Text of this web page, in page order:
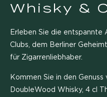
Whisky &
Erleben Sie die entspannte
Clubs, dem Berliner
für Zigarrenliebhaber.
Kommen Sie in den Genuss
DoubleWood Whisky, 4 cl